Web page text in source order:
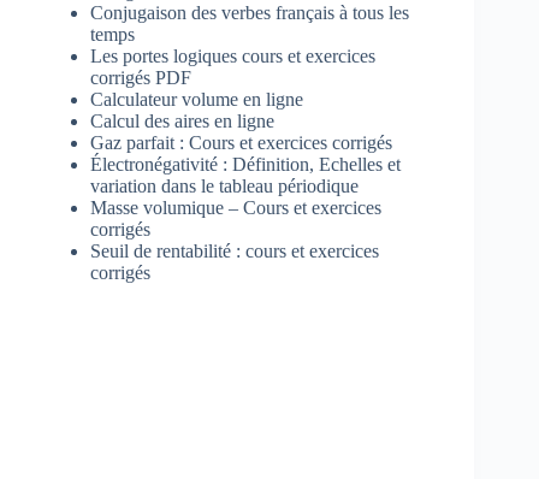
Conjugaison des verbes français à tous les
temps
Les portes logiques cours et exercices
corrigés PDF
Calculateur volume en ligne
Calcul des aires en ligne
Gaz parfait : Cours et exercices corrigés
Électronégativité : Définition, Echelles et
variation dans le tableau périodique
Masse volumique – Cours et exercices
corrigés
Seuil de rentabilité : cours et exercices
corrigés